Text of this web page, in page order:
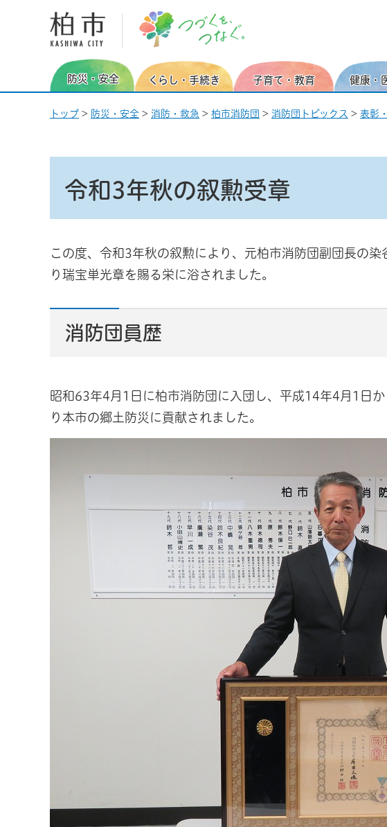
柏市 つづくを、つなぐ。
防災・安全 くらし・手続き 子育て・教育 健康・
トップ > 防災・安全 > 消防・救急 > 柏市消防団 > 消防団トピックス > 表彰
令和3年秋の叙勲受章
この度、令和3年秋の叙勲により、元柏市消防団副団長の
り瑞宝単光章を賜る栄に浴されました。
消防団員歴
昭和63年4月1日に柏市消防団に入団し、平成14年4月1日
り本市の郷土防災に貢献されました。